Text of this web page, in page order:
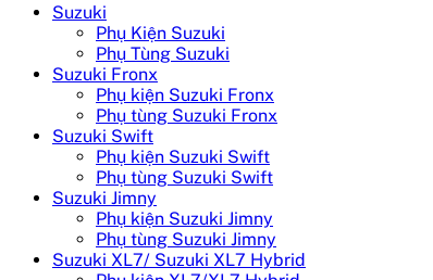
Suzuki
Phụ Kiện Suzuki
Phụ Tùng Suzuki
Suzuki Fronx
Phụ kiện Suzuki Fronx
Phụ tùng Suzuki Fronx
Suzuki Swift
Phụ kiện Suzuki Swift
Phụ tùng Suzuki Swift
Suzuki Jimny
Phụ kiện Suzuki Jimny
Phụ tùng Suzuki Jimny
Suzuki XL7/ Suzuki XL7 Hybrid